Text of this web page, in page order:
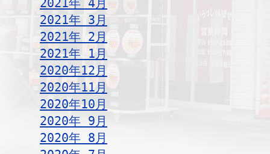
2021年 4月
2021年 3月
2021年 2月
2021年 1月
2020年12月
2020年11月
2020年10月
2020年 9月
2020年 8月